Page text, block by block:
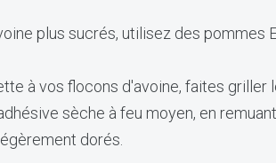
plus sucrés, utilisez des pommes
à vos flocons d'avoine, faites griller
sèche à feu moyen, en
dorés.